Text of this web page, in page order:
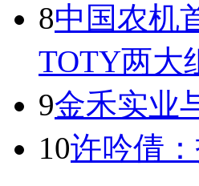
8中国农机
TOTY两大
9金禾实业
10许吟倩